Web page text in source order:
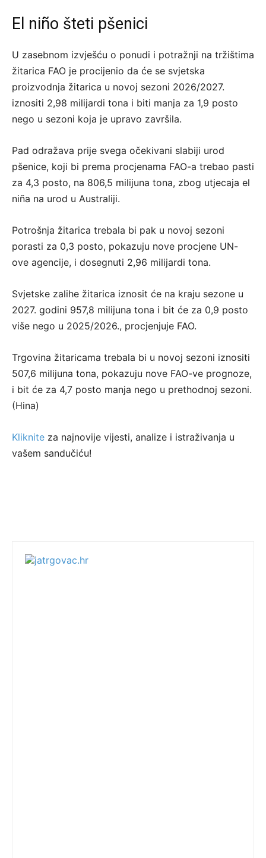
El niño šteti pšenici
U zasebnom izvješću o ponudi i potražnji na tržištima
žitarica FAO je procijenio da će se svjetska
proizvodnja žitarica u novoj sezoni 2026/2027.
iznositi 2,98 milijardi tona i biti manja za 1,9 posto
nego u sezoni koja je upravo završila.
Pad odražava prije svega očekivani slabiji urod
pšenice, koji bi prema procjenama FAO-a trebao pasti
za 4,3 posto, na 806,5 milijuna tona, zbog utjecaja el
niña na urod u Australiji.
Potrošnja žitarica trebala bi pak u novoj sezoni
porasti za 0,3 posto, pokazuju nove procjene UN-
ove agencije, i dosegnuti 2,96 milijardi tona.
Svjetske zalihe žitarica iznosit će na kraju sezone u
2027. godini 957,8 milijuna tona i bit će za 0,9 posto
više nego u 2025/2026., procjenjuje FAO.
Trgovina žitaricama trebala bi u novoj sezoni iznositi
507,6 milijuna tona, pokazuju nove FAO-ve prognoze,
i bit će za 4,7 posto manja nego u prethodnoj sezoni.
(Hina)
Kliknite za najnovije vijesti, analize i istraživanja u
vašem sandučiću!